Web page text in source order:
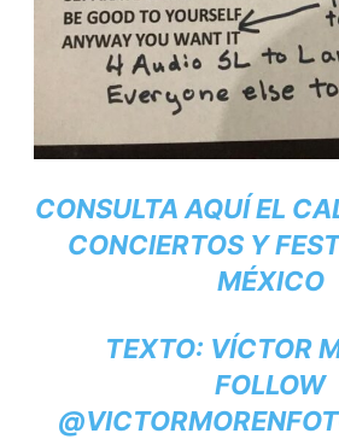
CONSULTA AQUÍ EL
CONCIERTOS Y
MÉXICO
TEXTO: VÍCTOR
FOLLOW
@VICTORMOREN